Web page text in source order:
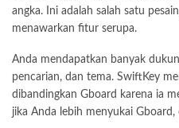
angka. Ini adalah salah satu
menawarkan fitur serupa.
Anda mendapatkan banyak
pencarian, dan tema. SwiftKey
dibandingkan Gboard karena ia
jika Anda lebih menyukai